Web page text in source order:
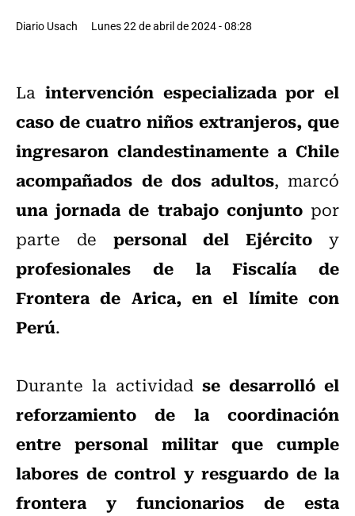
Diario Usach Lunes 22 de abril de 2024 - 08:28
La intervención especializada por el
caso de cuatro niños extranjeros, que
ingresaron clandestinamente a Chile
acompañados de dos adultos, marcó
una jornada de trabajo conjuntopor
parte de personal del Ejército y
profesionales de la Fiscalía de
Frontera de Arica, en el límite con
Perú.
Durante la actividad se desarrolló el
reforzamiento de la coordinación
entre personal militar que cumple
labores de control y resguardo de la
frontera y funcionarios de esta